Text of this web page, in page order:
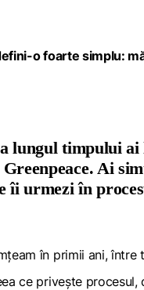
o foarte simplu:
lungul timpului
Greenpeace. Ai
îi urmezi în
în primii ani,
ce privește